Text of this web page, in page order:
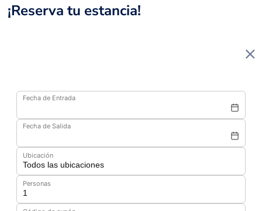
¡Reserva tu estancia!
Fecha de Entrada
Fecha de Salida
Ubicación
Personas